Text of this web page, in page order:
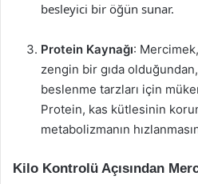
besleyici bir öğün sunar.
Protein Kaynağı:
zengin bir gıda
beslenme tarzları için
Protein, kas kütlesinin
metabolizmanın
Kilo Kontrolü Açısından